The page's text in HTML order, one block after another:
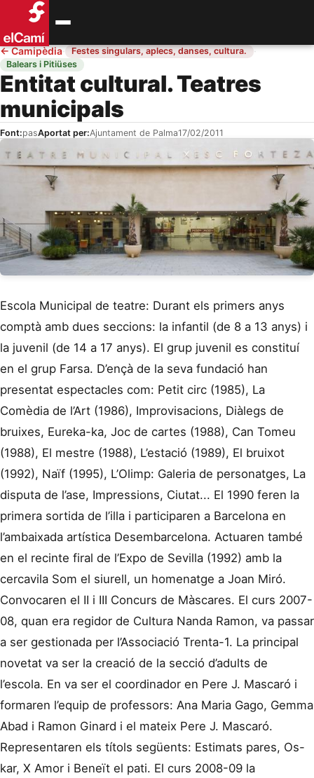
←Camipèdia· Festes singulars, aplecs, danses, cultura. ·
Balears i Pitiüses
Entitat cultural. Teatres
municipals
Font:pasAportat per:Ajuntament de Palma17/02/2011
Escola Municipal de teatre: Durant els primers anys comptà amb dues seccions: la infantil (de 8 a 13 anys) i la juvenil (de 14 a 17 anys). El grup juvenil es constituí en el grup Farsa. D’ençà de la seva fundació han presentat espectacles com: Petit circ (1985), La Comèdia de l’Art (1986), Improvisacions, Diàlegs de bruixes, Eureka-ka, Joc de cartes (1988), Can Tomeu (1988), El mestre (1988), L’estació (1989), El bruixot (1992), Naïf (1995), L’Olimp: Galeria de personatges, La disputa de l’ase, Impressions, Ciutat... El 1990 feren la primera sortida de l’illa i participaren a Barcelona en l’ambaixada artística Desembarcelona. Actuaren també en el recinte firal de l’Expo de Sevilla (1992) amb la cercavila Som el siurell, un homenatge a Joan Miró. Convocaren el II i III Concurs de Màscares. El curs 2007-08, quan era regidor de Cultura Nanda Ramon, va passar a ser gestionada per l’Associació Trenta-1. La principal novetat va ser la creació de la secció d’adults de l’escola. En va ser el coordinador en Pere J. Mascaró i formaren l’equip de professors: Ana Maria Gago, Gemma Abad i Ramon Ginard i el mateix Pere J. Mascaró. Representaren els títols següents: Estimats pares, Os-kar, X Amor i Beneït el pati. El curs 2008-09 la coordinació ha passat a mans de Lena Serra i forma l’equip de professorat: Margalida Cortès, Oliver Romero i Ramon Ginard. Entre els alumnes que han passat per l’escola podem destacar: Caterina Maria Alorda, Josep Ramon Cerdà, Maria de Lluc Herrero, Aina Cortès i Maria del Mar Forteza-Rey, entre d’altres. GRUP INFANTIL Curs adreçat a nins d’entre 8 i 11 anys. Horari: Dissabtes de 10 a 13h Lloc de realització de les classes: Mar i Terra Espai de Cultural GRUP PREADOLESCENTS Curs adreçat a joves d’edats compreses entre els 12 i 13 anys Horari: Dissabtes de 10 a 13h Lloc de realització: Mar i Terra Espai de Cultural GRUP D'ADOLESCENTS Curs adreçat a joves d’edats compreses entre els 14 i 17 anys Horari: Dilluns i Dimecres de 18h a 19’30h Lloc de realització: Mar i Terra Espai de Cultural GRUP D’ADULTS Curs adreçat a persones a partir dels 18 anys Horari: Dimarts i dijous de 19,30 a 21 h Lloc de realització: Mar i Terra Espai de Cultural Monogràfics Curs monogràfic de teatre núm. 3: Percussió corporal Edat: a partir de 14 anys. Capacitat:40-45 alumnes Inscripció: Mar i Terra, c. de Sant Magí, 89 de 16.30 a 21.30 h. Tel. 971452358 dies 29 i 30 de desembre de 2010, 3 i 4 de gener de 2011 Preu: 25 € Descripció: El taller té com a objectiu desenvolupar el sentit del ritme (a vegades adormit), la coordinació, la lateralitat i la musicalitat mitjançant jocs rítmics i exercicis progressius de percussió corporal. S’induirà l’alumnat a percebre el seu cos i també el seu entorn com a univers sonor susceptible de produir música. S’hi treballaran els ritmes a nivell grupal i els possibles bloquejos motrius a nivell individual. A qui va dirigit: A qualsevol persona que vulgui conèixer aquest món. No cal tenir-ne coneixements previs. Objectius del curs. S’hi treballarà, per una banda, la part tècnica (jocs rítmics, cànons...) i, per l’altra, la part d’improvisació sobre un tema muntat prèviament). Lloc de realització: Mar i Terra, c. de Sant Magí, 89. Tel. 971452358 Dates: 17, 18, 22, 24 i 25 de gener de 2011, de 19 a 21 h Durada: 10 h (5 sessions de 2 h) Curs monogràfic núm. 4: El clown viu emocions Professor: Oliver Romero Lloc de realització: Mar i Terra, c. de Sant Magí, 89, Tel. 971452358 Dates: del 12 de gener al 13 d’abril de 2011, de 19.30 a 21 h Durada: 21 h (13 sessions + 1 presentació) Edat: A partir de 17 anys. Capacitat: 15 alumnes. Inscripció: Mar i Terra, c. de Sant Magí, 89 de 16.30 a 21.30 h, Tel. 971452358 dies 29 i 30 de desembre de 2010, 3 i 4 de gener de 2011 Preu: 25 € Curs monogràfic núm. 4: El clown viu emocions Professor: Oliver Romero Lloc de realització: Mar i Terra, c. de Sant Magí, 89, Tel. 971452358 Dates: del 12 de gener al 13 d’abril de 2011, de 19.30 a 21 h Durada: 21 h (13 sessions + 1 presentació) Descripció: Quan parlam de clown o pallasso, no ens referim al personatge de circ molt maquillat que estam acostumats a veure, parlam d’una part de nosaltres mateixos que viu, reacciona i mostra els seus sentiments. A diferència dels personatges de teatre el clown es caracteritza per la sinceritat i perquè viu el present, trenca la quarta paret i amplifica tots els nostres registres, emocionals i vitals. Descobrir el nostre clown implica jugar a ser nosaltres mateixos multiplicat per dos, aprendre a viure el que passa en joc de fer-ne una interpretació, obrir molt els ulls per veure la reacció del públic, jugar amb les emocions, i recordar que un no FA de clown, un VIU el clown. La feina de clown és una feina amb màscara, i això obliga els participants a amplificar les emocions, la veu i l’expressió corporal, i a millorar el seu nivell interpretatiu en general. Objectius del curs: Descobrir aquesta personalitat clown que tenim tots amagada, arribar als estats de màxima sensibilitat, sentir i reaccionar més enllà dels cànons marcats pels costums. Continguts: Què és el clown? Integració del grup. Els estatus: “Cara blanca”. “August”. “Contra august”. Creació de números per a presentar amb públic. Material necessari. Imprescindible un nas de clown, roba còmoda, roba i objectes peculiars que tinguem a casa. Centre d'interpretació del Molí d'en Garleta: Es coneix que el Molí d’en Garleta l’any 1881 ja tenia aquest nom, durant la primera meitat del segle XX l’industrial català Ignasi Figuerola s’hi va fer una casa senyorial que el 1952 es convertí en la Residencia de los Molinos. El molí va estar habitat pel seu propietari, Gaspar Flexes i Balaguer “Garleta”, de llarga nissaga de moliners, fins que el 1993 l’Ajuntament de Palma l’adquirí. L’any 2003 es va finalitzar la restauració de l’estructura i maquinària del molí i el 2005 es va obrir com a centre d’interpretació de la història i evolució dels molins tradicionals fariners. La restauració del molí d’en Garleta va ser possible gràcies a la col•laboració de l’Associació Amics dels Molins amb l’Ajuntament de Palma a més del conveni amb el Consell de Mallorca a través del Departament de Promoció i Ocupació (FODESMA) que es varen encarregar de la restauració i posada en marxa de la maquinària del molí (antenada, maquinària i capell) Actualment s’organitzen visites guiades, tallers de cuina relacionats amb el blat i la farina i altres actes puntuals com la Festa dels Molins. Característiques del Molí d’en Garleta Funció principal Antigament, s’emprava per moldre blat per a la producció de farina mitjançant l’energia del vent. El molí és una màquina motriu que utilitza la força del vent per a moldre, el vent és recollit per unes antenes proveïdes de veles que transmeten el moviment giratori a un eix amb una roda dentada que, a la vegada, engrana amb un pinyó l’eix del qual transmet el moviment giratori a la mola. La torre és una construcció cilíndrica d’uns vuit metres d’altura, i un diàmetre exterior d’uns cinc metres. Les seves parets, de quasi un metre d’amplada, son fetes de pedres lligades amb morter i calç d’arena. El molí d’en Garleta és de torre ampla i a la seva base hi trobem l’antiga vivenda i magatzem del moliner, d’una planta i estructura quadrada. L’antenada és el conjunt d’antenes que mogudes amb la força del vent fan que la maquinària de l’interior del molí es posi en funcionament. La més comuna a Mallorca era la de sis antenes amb engraellat de sis perllongues, com podem observar al conjunt de molins fariners d’es Jonquet. Les antenes són engraellades i estan composades per sis perllongues. Veles. Sobre les sis antenes, es muntaven sis veles quadrades que eren les encarregades de recollir el vent. Hi havia vàries maneres de muntatge segons la força del vent (vela plena, escoada, escapçada o esquarterada). Moles són dues rodes de pedra de dos metres diàmetre per trenta centímetres de gruix, que estan col•locades una damunt l’altra i entre les cares oposades de les quals el gra quedava reduït a pols. FONTS - Col•legi oficial d’arquitectes de Balears. Els molins de vent fariners de les Illes Balears Antiga impremta Soler. 1979 - Associació d’Amics dels Molins de Mallorca. Els molins en el paisatge i l’arquitectura de les Illes Balears Exposició: Els molins en el paisatge i l’arquitectura de les Illes Balears. Casal Balaguer. 1994 - Barceló Milta, Gabriel, Benitez Mairata, Josep, Campins Llabrés, Bernat, Company Matas, Arnau, Deyà Gómez, Maria Angels, Fullana Puigserver, Pere, Garcia Llinàs, Alexandre, Ginard Bujosa, Alexandre, Ginard Bujosa, Antoni, Marimon Riutort, Antoni, Merino Santiesteban, Josep, Pieras Villalonga, Miquel, Pons Valens, Joan Manuel, Ripoll Martínez, Antònia, Santana Morro, Manel, Vives Amer, Francesca. Els Barris de Palma Promallorca, S.L.1994 - Ajuntament de Palma, Associació d’Agricultors i Ramaders Historia i evolució dels molins Col•lecció Palma Ciutat Educativa núm. 81 Adreça: Carrer Molí d’en Garleta, s/n 07013 Palma Tel: 971 280977 Teatre municipal del Passeig Mallorca: El Teatre Municipal situat al passeig de Mallorca de Palma, està ubicat a la planta baixa de l’edifici Miquel dels Sants Oliver. Fou construït entre 1963 i 1965, projectat per l’arquitecte Manuel Casanella Domènech. El seu origen es troba en el fet que l’Ajuntament de Palma cedí a l’Associació de la Premsa de Balears un solar en el passeig de Mallorca, a canvi de l’antiga seu d’aquesta associació del carrer d’en Mesquida i de la construcció d’un teatre municipal en el baixos del nou edifici. Aquest nou teatre fou explotat de forma provisional per l’Associació de la Premsa, que el rellogà a l’empresa de Rafel Salas Llompart. Era dedicat, sobretot, a cinema. El 1981-84, passà sota control directe de l’Ajuntament. Fou tancat i reformat. Després de la reforma, fou reinaugurat com a teatre el desembre de 1994. El 1995, a la seva façana s’instal•là un mural de ceràmica de Lluís Castaldo. On ens pots trobar